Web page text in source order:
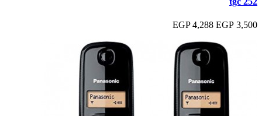
3,500 EGP
4,288 EGP